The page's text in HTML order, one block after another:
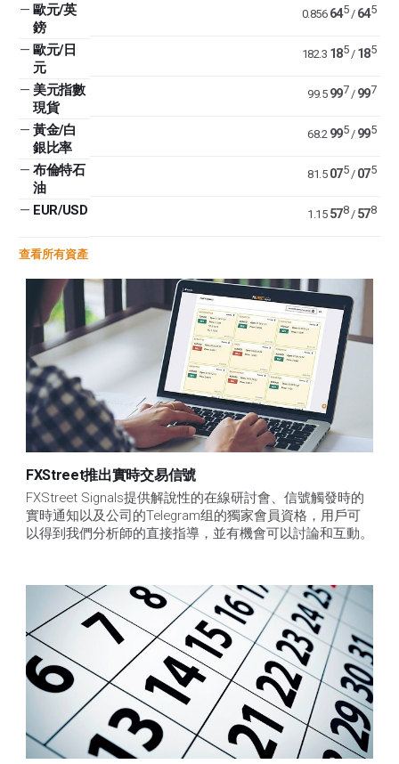
— 歐元/英
鎊
0.856 645/ 645
— 歐元/日
元
182.3 185/ 185
— 美元指數
現貨
99.5 997 / 997
— 黃金/白
銀比率
68.2 995/ 995
— 布倫特石
油
81.5 075/ 075
— EUR/USD 1.15 578/ 578
查看所有資產
FXStreet推出實時交易信號
FXStreet Signals提供解說性的在線研討會、信號觸發時的
實時通知以及公司的Telegram组的獨家會員資格，用戶可
以得到我們分析師的直接指導，並有機會可以討論和互動。